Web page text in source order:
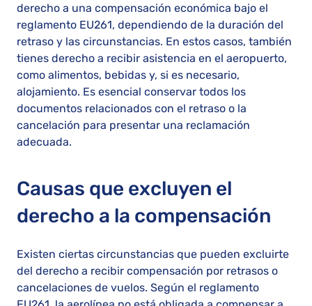
derecho a una compensación económica bajo el
reglamento EU261, dependiendo de la duración del
retraso y las circunstancias. En estos casos, también
tienes derecho a recibir asistencia en el aeropuerto,
como alimentos, bebidas y, si es necesario,
alojamiento. Es esencial conservar todos los
documentos relacionados con el retraso o la
cancelación para presentar una reclamación
adecuada.
Causas que excluyen el
derecho a la compensación
Existen ciertas circunstancias que pueden excluirte
del derecho a recibir compensación por retrasos o
cancelaciones de vuelos. Según el reglamento